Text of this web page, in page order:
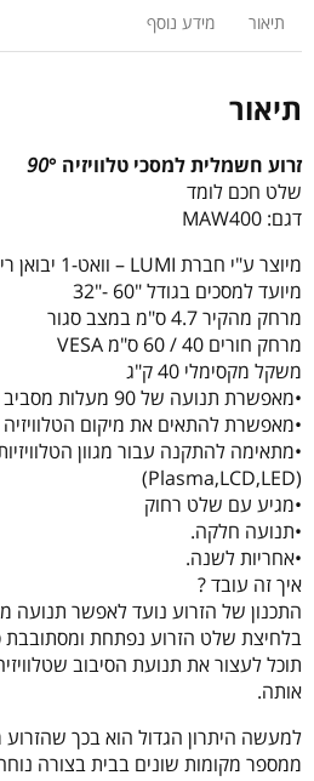
תיאור מידע נוסף
תיאור
זרוע חשמלית למסכי טלוויזיה 90°
שלט חכם לומד
דגם: MAW400
מיוצר ע"י חברת LUMI – וואט-1 יבואן רישמי
מיועד למסכים בגודל "60 -"32
מרחק מהקיר 4.7 ס"מ במצב סגור
מרחק חורים 40 / 60 ס"מ VESA
משקל מקסימלי 40 ק"ג
•מאפשרת תנועה של 90 מעלות מסביב לציר.
•מאפשרת להתאים את מיקום
•מתאימה להתקנה עבור מגוון
(Plasma,LCD,LED)
•מגיע עם שלט רחוק
•תנועה חלקה.
•אחריות לשנה.
איך זה עובד ?
התכנון של הזרוע נועד לאפשר תנועה
בלחיצת שלט הזרוע נפתחת ומסתובבת סביב
תוכל לעצור את תנועת הסיבוב
אותה.
למעשה היתרון הגדול הוא בכך שהזרוע
ממספר מקומות שונים בבית בצורה